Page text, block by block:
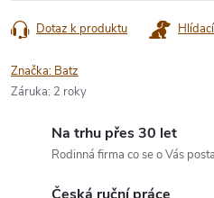
Dotaz k produktu
Značka: Batz
Záruka: 2 roky
Na trhu přes 30 let
Rodinná firma co se o Vás